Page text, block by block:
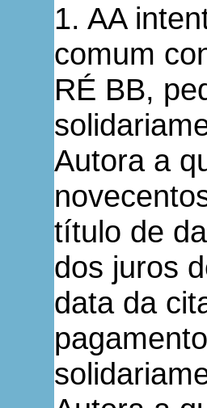
1. AA
comum
RÉ BB,
Autora a
título de
dos juros
data da